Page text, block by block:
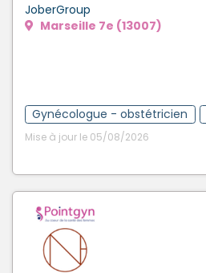
JoberGroup
Marseille 7e (13007)
Gynécologue - obstétricien
Mise à jour le 05/08/2026